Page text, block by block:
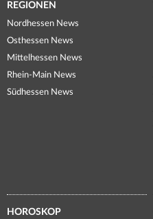
REGIONEN
Nordhessen News
Osthessen News
Mittelhessen News
Rhein-Main News
Südhessen News
HOROSKOP